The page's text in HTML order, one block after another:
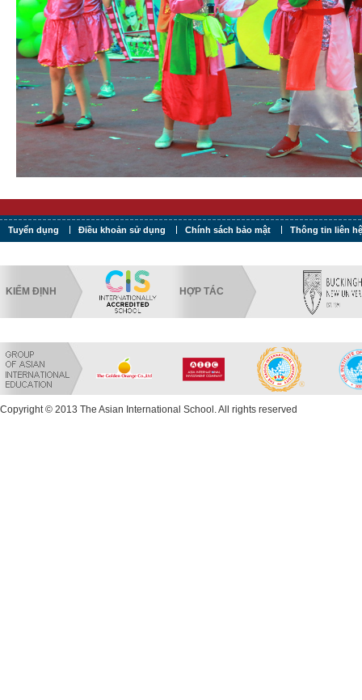
Tuyển dụng Điều khoản sử dụng Chính sách bảo mật Thông tin liên hệ
KIỂM ĐỊNH HỢP TÁC
Copyright © 2013 The Asian International School. All rights reserved